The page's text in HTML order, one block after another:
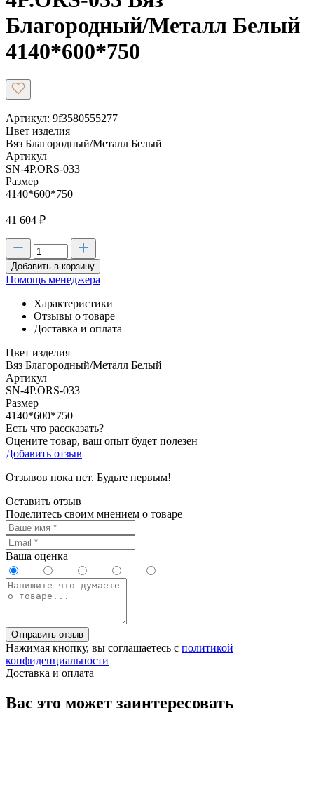
Благородный/Металл Белый
4140*600*750
Артикул: 9f3580555277
Цвет изделия
Вяз Благородный/Металл Белый
Артикул
SN-4P.ORS-033
Размер
4140*600*750
41 604 ₽
Добавить в корзину
Помощь менеджера
Характеристики
Отзывы о товаре
Доставка и оплата
Цвет изделия
Вяз Благородный/Металл Белый
Артикул
SN-4P.ORS-033
Размер
4140*600*750
Есть что рассказать?
Оцените товар, ваш опыт будет полезен
Добавить отзыв
Отзывов пока нет. Будьте первым!
Оставить отзыв
Поделитесь своим мнением о товаре
Ваша оценка
Отправить отзыв
Нажимая кнопку, вы соглашаетесь с политикой
конфиденциальности
Доставка и оплата
Вас это может заинтересовать